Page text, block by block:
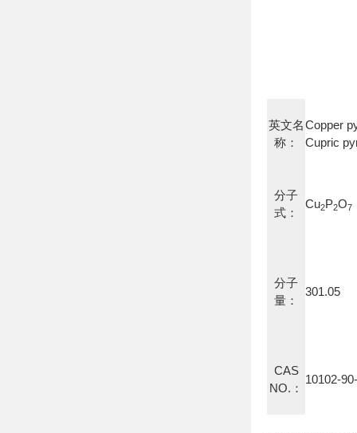
英文名
称：
Copper
Cupric
分子
式：
Cu2P2O7
分子
量：
301.05
CAS
NO.：
10102-